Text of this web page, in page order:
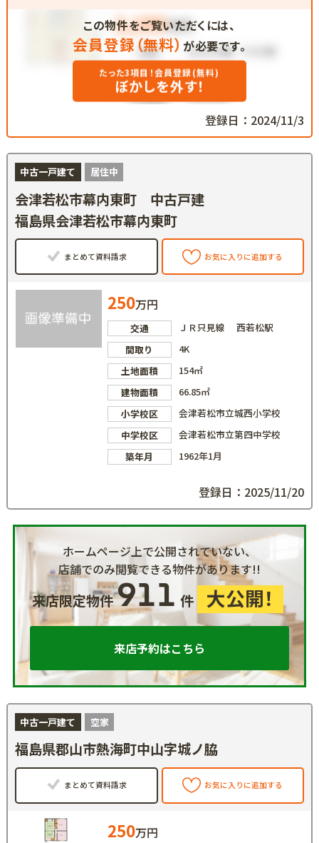
この物件をご覧いただくには、
会員登録（無料） が必要です。
たった3項目！会員登録(無料)
ぼかしを外す！
登録日：2024/11/3
中古一戸建て 居住中
会津若松市幕内東町 中古戸建
福島県会津若松市幕内東町
まとめて資料請求 お気に入りに追加する
250万円
交通
ＪＲ只見線 西若松駅
間取り
4K
土地面積
154㎡
建物面積
66.85㎡
小学校区
会津若松市立城西小学校
中学校区
会津若松市立第四中学校
築年月
1962年1月
登録日：2025/11/20
ホームページ上で公開されていない、
店舗でのみ閲覧できる物件があります!!
来店限定物件911 件 大公開！
来店予約はこちら
中古一戸建て 空家
福島県郡山市熱海町中山字城ノ脇
まとめて資料請求 お気に入りに追加する
250万円